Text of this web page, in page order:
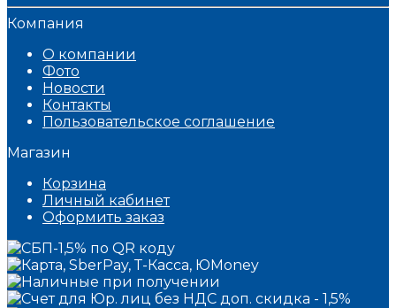
Компания
О компании
Фото
Новости
Контакты
Пользовательское соглашение
Магазин
Корзина
Личный кабинет
Оформить заказ